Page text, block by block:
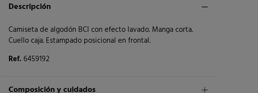
Descripción
Camiseta de algodón BCI con efecto lavado. Manga corta.
Cuello caja. Estampado posicional en frontal.
Ref. 6459192
Composición y cuidados